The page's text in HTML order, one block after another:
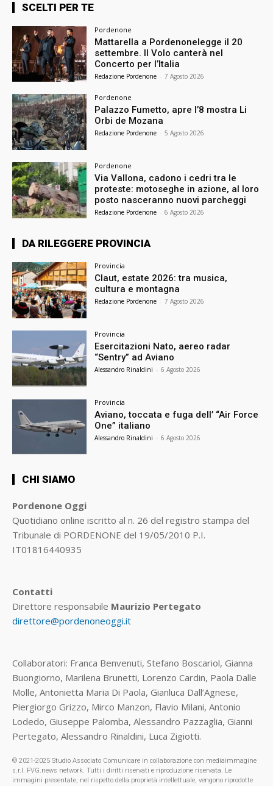
SCELTI PER TE
Pordenone
Mattarella a Pordenonelegge il 20
settembre. Il Volo canterà nel
Concerto per l’Italia
Redazione Pordenone - 7 Agosto 2026
Pordenone
Palazzo Fumetto, apre l’8 mostra Li
Orbi de Mozana
Redazione Pordenone - 5 Agosto 2026
Pordenone
Via Vallona, cadono i cedri tra le
proteste: motoseghe in azione, al loro
posto nasceranno nuovi parcheggi
Redazione Pordenone - 6 Agosto 2026
DA RILEGGERE PROVINCIA
Provincia
Claut, estate 2026: tra musica,
cultura e montagna
Redazione Pordenone - 7 Agosto 2026
Provincia
Esercitazioni Nato, aereo radar
“Sentry” ad Aviano
Alessandro Rinaldini - 6 Agosto 2026
Provincia
Aviano, toccata e fuga dell’ “Air Force
One” italiano
Alessandro Rinaldini - 6 Agosto 2026
CHI SIAMO
Pordenone Oggi
Quotidiano online iscritto al n. 26 del registro stampa del
Tribunale di PORDENONE del 19/05/2010 P.I.
IT01816440935
Contatti
Direttore responsabile Maurizio Pertegato
direttore@pordenoneoggi.it
Collaboratori: Franca Benvenuti, Stefano Boscariol, Gianna
Buongiorno, Marilena Brunetti, Lorenzo Cardin, Paola Dalle
Molle, Antonietta Maria Di Paola, Gianluca Dall’Agnese,
Piergiorgo Grizzo, Mirco Manzon, Flavio Milani, Antonio
Lodedo, Giuseppe Palomba, Alessandro Pazzaglia, Gianni
Pertegato, Alessandro Rinaldini, Luca Zigiotti.
© 2021-2025 Studio Associato Comunicare in collaborazione con mediaimmagine
s.r.l. FVG.news network. Tutti i diritti riservati e riproduzione riservata. Le
immagini presentate, nel rispetto della proprietà intellettuale, vengono riprodotte